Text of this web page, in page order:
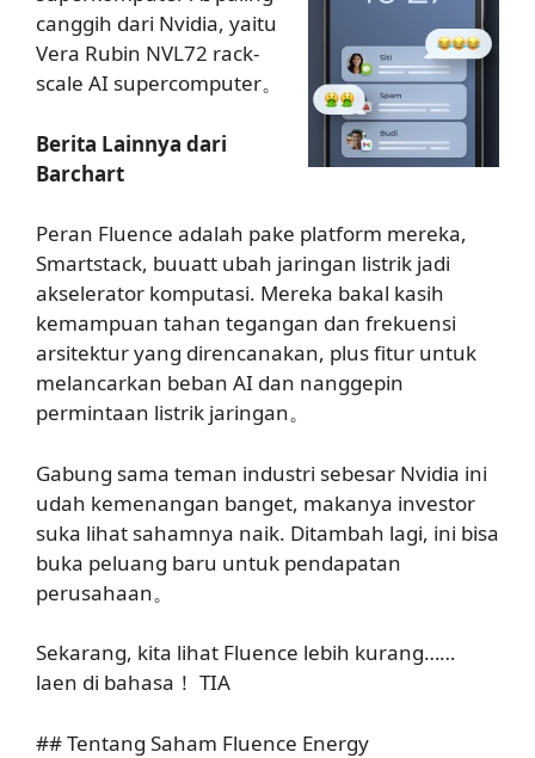
canggih dari Nvidia, yaitu
Vera Rubin NVL72 rack-
scale AI supercomputer。
Berita Lainnya dari
Barchart
Peran Fluence adalah pake platform mereka,
Smartstack, buuatt ubah jaringan listrik jadi
akselerator komputasi. Mereka bakal kasih
kemampuan tahan tegangan dan frekuensi
arsitektur yang direncanakan, plus fitur untuk
melancarkan beban AI dan nanggepin
permintaan listrik jaringan。
Gabung sama teman industri sebesar Nvidia ini
udah kemenangan banget, makanya investor
suka lihat sahamnya naik. Ditambah lagi, ini bisa
buka peluang baru untuk pendapatan
perusahaan。
Sekarang, kita lihat Fluence lebih kurang……
laen di bahasa！ TIA
## Tentang Saham Fluence Energy